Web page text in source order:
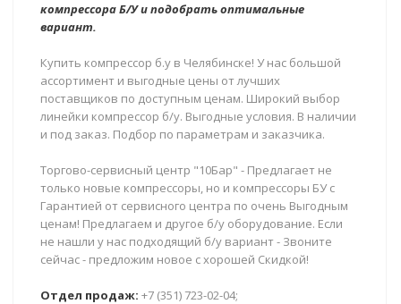
компрессора Б/У и подобрать оптимальные
вариант.
Купить компрессор б.у в Челябинске! У нас большой
ассортимент и выгодные цены от лучших
поставщиков по доступным ценам. Широкий выбор
линейки компрессор б/у. Выгодные условия. В наличии
и под заказ. Подбор по параметрам и заказчика.
Торгово-сервисный центр "10Бар" - Предлагает не
только новые компрессоры, но и компрессоры БУ с
Гарантией от сервисного центра по очень Выгодным
ценам! Предлагаем и другое б/у оборудование. Если
не нашли у нас подходящий б/у вариант - Звоните
сейчас - предложим новое с хорошей Скидкой!
Отдел продаж: +7 (351) 723-02-04;